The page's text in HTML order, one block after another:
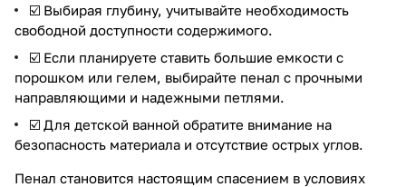
☑️ Выбирая глубину, учитывайте необходимость
свободной доступности содержимого.
☑️ Если планируете ставить большие емкости с
порошком или гелем, выбирайте пенал с прочными
направляющими и надежными петлями.
☑️ Для детской ванной обратите внимание на
безопасность материала и отсутствие острых углов.
Пенал становится настоящим спасением в условиях